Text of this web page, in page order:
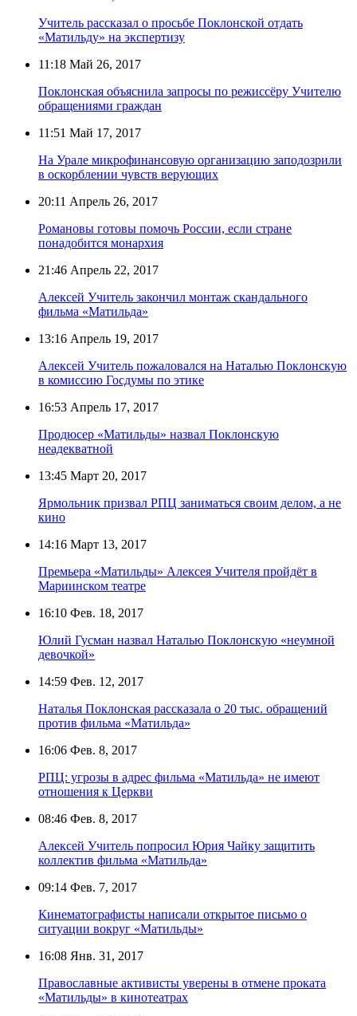
Учитель рассказал о просьбе Поклонской отдать
«Матильду» на экспертизу
11:18 Май 26, 2017
Поклонская объяснила запросы по режиссёру Учителю
обращениями граждан
11:51 Май 17, 2017
На Урале микрофинансовую организацию заподозрили
в оскорблении чувств верующих
20:11 Апрель 26, 2017
Романовы готовы помочь России, если стране
понадобится монархия
21:46 Апрель 22, 2017
Алексей Учитель закончил монтаж скандального
фильма «Матильда»
13:16 Апрель 19, 2017
Алексей Учитель пожаловался на Наталью Поклонскую
в комиссию Госдумы по этике
16:53 Апрель 17, 2017
Продюсер «Матильды» назвал Поклонскую
неадекватной
13:45 Март 20, 2017
Ярмольник призвал РПЦ заниматься своим делом, а не
кино
14:16 Март 13, 2017
Премьера «Матильды» Алексея Учителя пройдёт в
Мариинском театре
16:10 Фев. 18, 2017
Юлий Гусман назвал Наталью Поклонскую «неумной
девочкой»
14:59 Фев. 12, 2017
Наталья Поклонская рассказала о 20 тыс. обращений
против фильма «Матильда»
16:06 Фев. 8, 2017
РПЦ: угрозы в адрес фильма «Матильда» не имеют
отношения к Церкви
08:46 Фев. 8, 2017
Алексей Учитель попросил Юрия Чайку защитить
коллектив фильма «Матильда»
09:14 Фев. 7, 2017
Кинематографисты написали открытое письмо о
ситуации вокруг «Матильды»
16:08 Янв. 31, 2017
Православные активисты уверены в отмене проката
«Матильды» в кинотеатрах